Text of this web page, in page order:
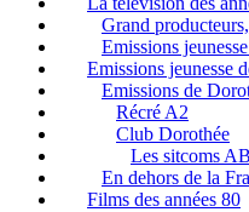
Grand
Emissions
Emissions jeunesse
Emissions de
Récré A2
Club Dorothée
Les sitcoms AB
En dehors de la
Films des années 80